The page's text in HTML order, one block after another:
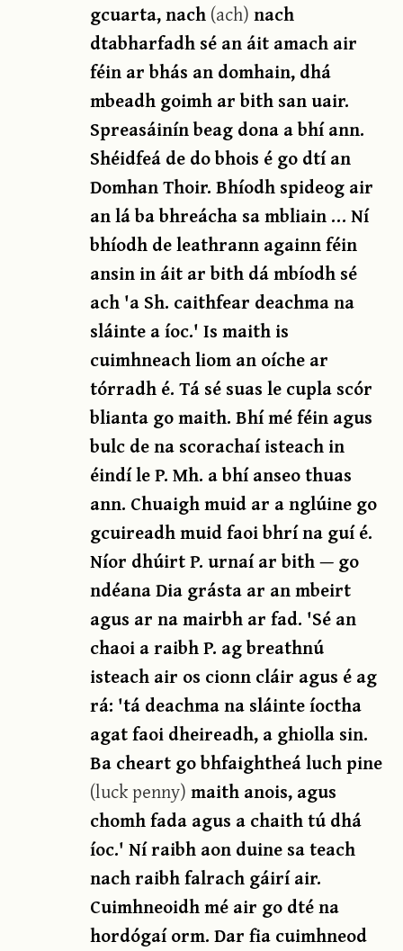
gcuarta, nach(ach)nach
dtabharfadh sé an áit amach air
féin ar bhás an domhain, dhá
mbeadh goimh ar bith san uair.
Spreasáinín beag dona a bhí ann.
Shéidfeá de do bhois é go dtí an
Domhan Thoir. Bhíodh spideog air
an lá ba bhreácha sa mbliain … Ní
bhíodh de leathrann againn féin
ansin in áit ar bith dá mbíodh sé
ach 'a Sh. caithfear deachma na
sláinte a íoc.' Is maith is
cuimhneach liom an oíche ar
tórradh é. Tá sé suas le cupla scór
blianta go maith. Bhí mé féin agus
bulc de na scorachaí isteach in
éindí le P. Mh. a bhí anseo thuas
ann. Chuaigh muid ar a nglúine go
gcuireadh muid faoi bhrí na guí é.
Níor dhúirt P. urnaí ar bith — go
ndéana Dia grásta ar an mbeirt
agus ar na mairbh ar fad. 'Sé an
chaoi a raibh P. ag breathnú
isteach air os cionn cláir agus é ag
rá: 'tá deachma na sláinte íoctha
agat faoi dheireadh, a ghiolla sin.
Ba cheart go bhfaightheá luch pine
(luck penny)maith anois, agus
chomh fada agus a chaith tú dhá
íoc.' Ní raibh aon duine sa teach
nach raibh falrach gáirí air.
Cuimhneoidh mé air go dté na
hordógaí orm. Dar fia cuimhneod